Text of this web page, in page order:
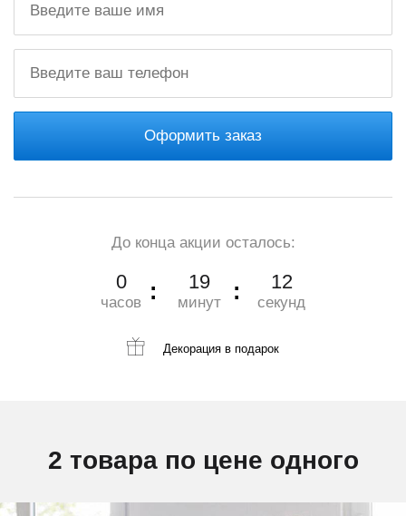
Оформить заказ
До конца акции осталось:
0
часов
19
минут
10
секунд
Декорация в подарок
2 товара по цене одного